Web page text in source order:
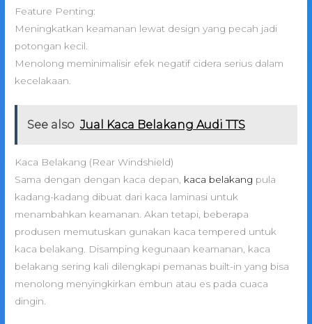
Feature Penting:
Meningkatkan keamanan lewat design yang pecah jadi
potongan kecil.
Menolong meminimalisir efek negatif cidera serius dalam
kecelakaan.
See also Jual Kaca Belakang Audi TTS
Kaca Belakang (Rear Windshield)
Sama dengan dengan kaca depan, kaca belakang pula
kadang-kadang dibuat dari kaca laminasi untuk
menambahkan keamanan. Akan tetapi, beberapa
produsen memutuskan gunakan kaca tempered untuk
kaca belakang. Disamping kegunaan keamanan, kaca
belakang sering kali dilengkapi pemanas built-in yang bisa
menolong menyingkirkan embun atau es pada cuaca
dingin.